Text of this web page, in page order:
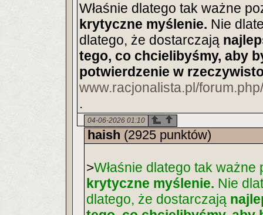
Właśnie dlatego tak ważne
krytyczne myślenie. Nie
dlatego, że dostarczają
tego, co chcielibyśmy, aby
potwierdzenie w
www.racjonalista.pl/
.
04-06-2026 01:10
haish (2925 punktów)
>Właśnie dlatego tak
krytyczne myślenie. Nie
dlatego, że dostarczają